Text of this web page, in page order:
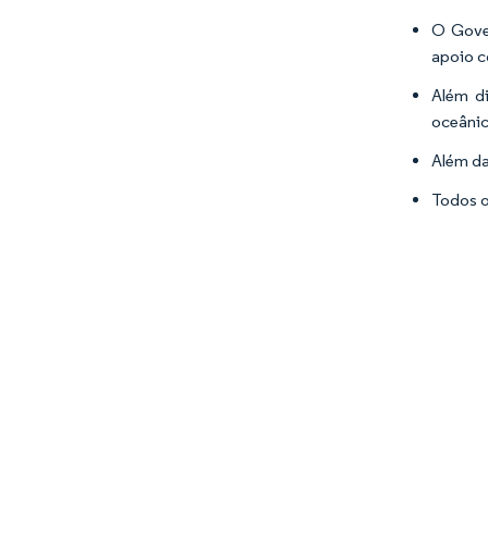
O
apoio
Além
Além
Todos